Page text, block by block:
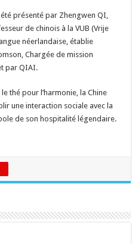
présenté par Zhengwen QI,
de chinois à la VUB (Vrije
néerlandaise, établie
Chargée de mission
par QIAI.
thé pour l’harmonie, la Chine
une interaction sociale avec la
de son hospitalité légendaire.